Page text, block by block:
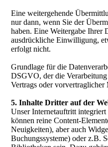
Eine weitergehende
nur dann, wenn Sie der
haben. Eine Weitergabe Ihrer
ausdrückliche Einwilligung,
erfolgt nicht.
Grundlage für die
DSGVO, der die
Vertrags oder vorvertraglicher
5. Inhalte Dritter auf der
Unser Internetauftritt
können reine Content-
Neuigkeiten), aber auch
Buchungssysteme) oder z.B.